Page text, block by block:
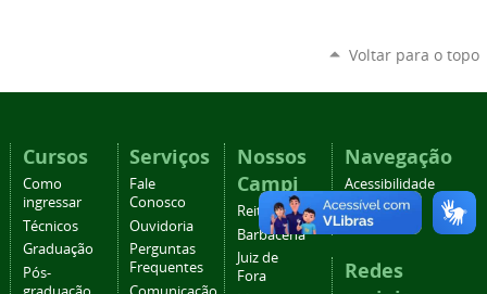
Voltar para o topo
Cursos
Como
ingressar
Técnicos
Graduação
Pós-
Serviços
Fale
Conosco
Ouvidoria
Perguntas
Frequentes
Nossos
Campi
Reitoria
Barbacena
Juiz de
Fora
Navegação
Acessibilidade
Mapa do
site
Redes